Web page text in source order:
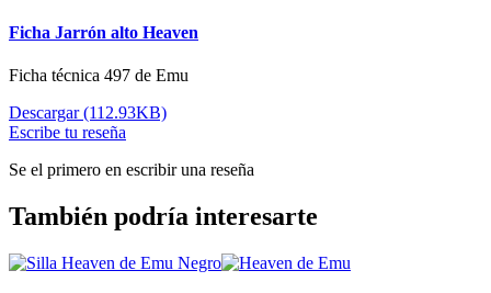
Ficha Jarrón alto Heaven
Ficha técnica 497 de Emu
Descargar (112.93KB)
Escribe tu reseña
Se el primero en escribir una reseña
También podría interesarte